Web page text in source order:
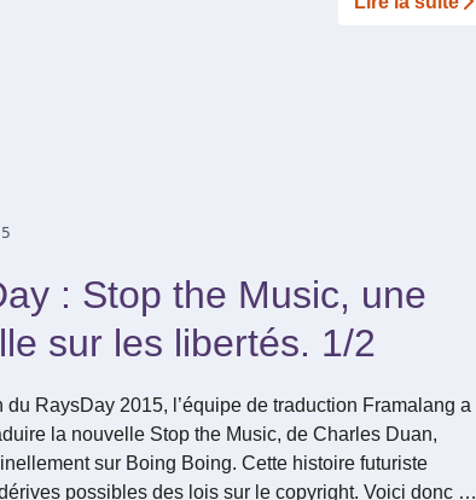
: Stop the Music, une
sur les libertés. 1/2
du RaysDay 2015, l’équipe de traduction Framalang a
la nouvelle Stop the Music, de Charles Duan,
sur Boing Boing. Cette histoire futuriste
possibles des lois sur le copyright. Voici donc …